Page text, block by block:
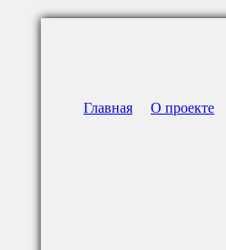
Главная О проекте